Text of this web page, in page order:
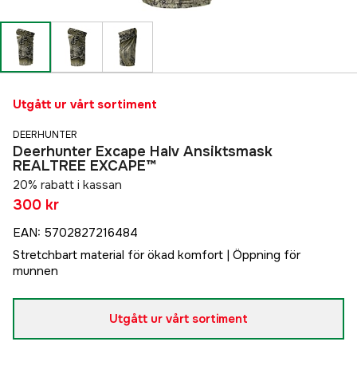
Utgått ur vårt sortiment
DEERHUNTER
Deerhunter Excape Halv Ansiktsmask
REALTREE EXCAPE™
20% rabatt i kassan
300 kr
EAN: 5702827216484
Stretchbart material för ökad komfort | Öppning för
munnen
Utgått ur vårt sortiment